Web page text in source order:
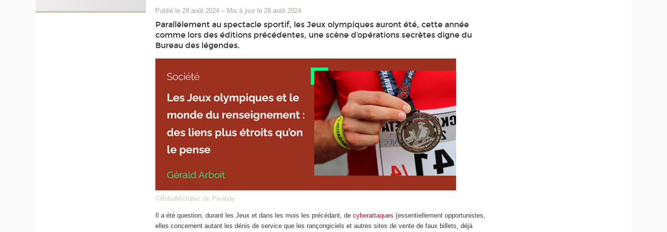
Publié le 28 août 2024 – Mis à jour le 28 août 2024
Parallèlement au spectacle sportif, les Jeux olympiques auront été, cette année
comme lors des éditions précédentes, une scène d’opérations secrètes digne du
Bureau des légendes.
©RoboMichalec de Pixabay
Il a été question, durant les Jeux et dans les mois les précédant, decyberattaques (essentiellement opportunistes,
elles concernent autant les dénis de service que les rançongiciels et autres sites de vente de faux billets, déjà